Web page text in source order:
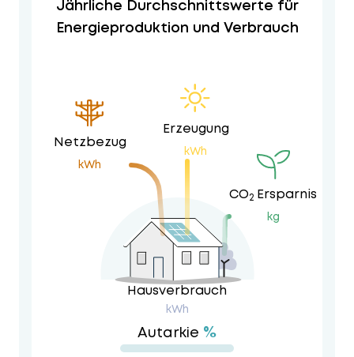
Jährliche Durchschnittswerte für
Energieproduktion und Verbrauch
Netzbezug
kWh
Erzeugung
kWh
CO2 Ersparnis
kg
Hausverbrauch
kWh
Autarkie %